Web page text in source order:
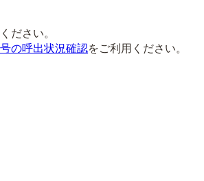
ださい。
の呼出状況確認をご利用ください。